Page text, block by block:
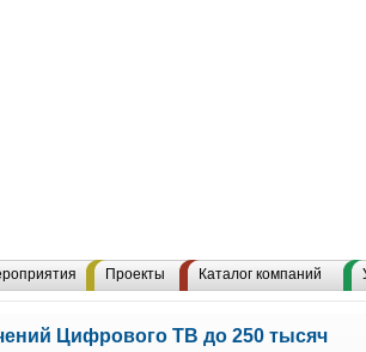
Проекты Каталог компаний
Цифрового ТВ до 250 тысяч